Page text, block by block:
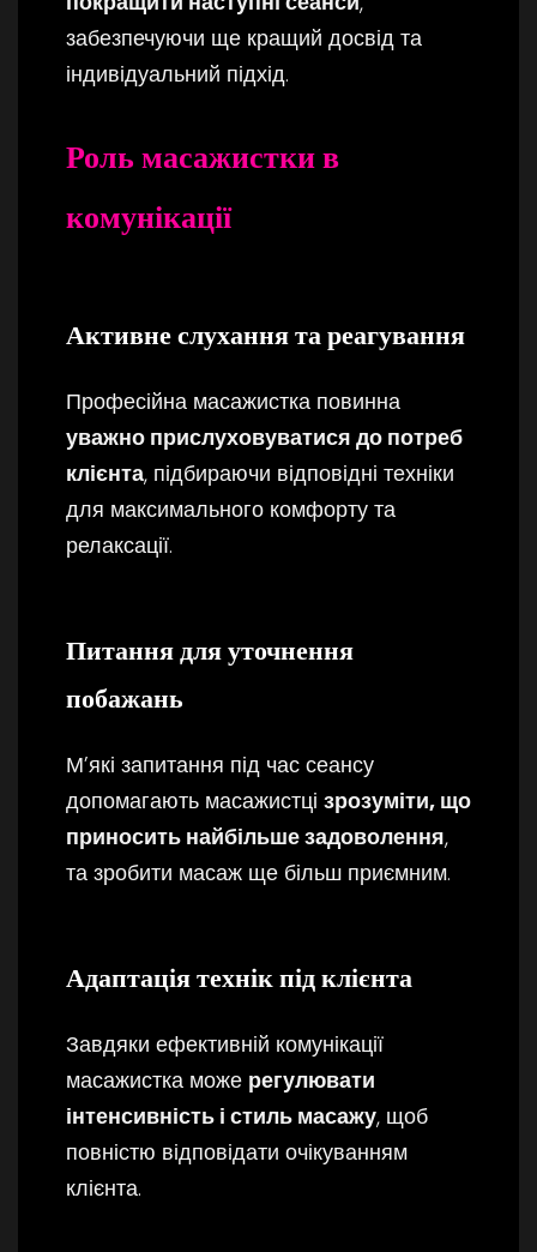
забезпечуючи ще кращий досвід та
індивідуальний підхід.
Роль масажистки в
комунікації
Активне слухання та реагування
Професійна масажистка повинна
уважно прислуховуватися до потреб
клієнта, підбираючи відповідні техніки
для максимального комфорту та
релаксації.
Питання для уточнення
побажань
М’які запитання під час сеансу
допомагають масажистці зрозуміти, що
приносить найбільше задоволення,
та зробити масаж ще більш приємним.
Адаптація технік під клієнта
Завдяки ефективній комунікації
масажистка може регулювати
інтенсивність і стиль масажу, щоб
повністю відповідати очікуванням
клієнта.